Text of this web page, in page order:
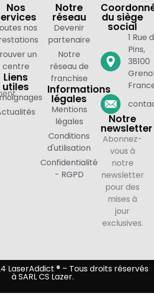
Nos
nos
un
centre
Liens
utiles
Notre
réseau
Devenir
partenaire
Notre
réseau de
franchise
Informations
légales
Mentions
légales
Conditions
d'utilisation
Confidentialité
- RGPD
du siège
social
1 Rue
Pins,
38100
Notre
newsletter
Abonnez-
vous à
notre
newsletter
pour des
mises à
jour
exclusives.
LaserAddict ® – Tous droits réservés
à SARL CS Lazer.